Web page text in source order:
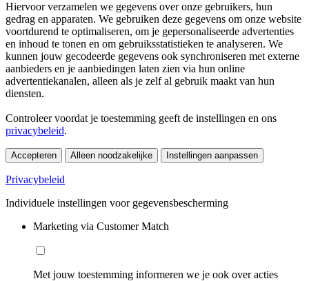
Hiervoor verzamelen we gegevens over onze gebruikers, hun
gedrag en apparaten. We gebruiken deze gegevens om onze website
voortdurend te optimaliseren, om je gepersonaliseerde advertenties
en inhoud te tonen en om gebruiksstatistieken te analyseren. We
kunnen jouw gecodeerde gegevens ook synchroniseren met externe
aanbieders en je aanbiedingen laten zien via hun online
advertentiekanalen, alleen als je zelf al gebruik maakt van hun
diensten.
Controleer voordat je toestemming geeft de instellingen en ons
privacybeleid.
Accepteren Alleen noodzakelijke Instellingen aanpassen
Privacybeleid
Individuele instellingen voor gegevensbescherming
Marketing via Customer Match
Met jouw toestemming informeren we je ook over acties